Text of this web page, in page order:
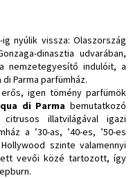
nyúlik vissza: Olaszország
dinasztia udvarában,
nemzetegyesítő indulóit, a
Parma parfümház.
igen tömény parfümök
di Parma bemutatkozó
illatvilágával igazi
a ’30-as, ’40-es, ’50-es
szinte valamennyi
vevői közé tartozott, így